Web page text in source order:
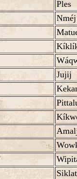
Ples
Nméj
Jujij